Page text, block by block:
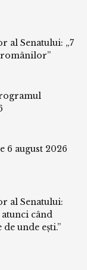
de
ai altor
a respectat în
în ceea ce
în masă de către
ale
de
în România.
al Senatului: „7
6 august 2026
al Senatului:
atunci când
unde ești.”